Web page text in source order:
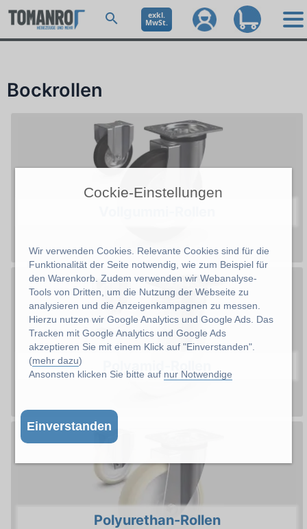
Cockie-Einstellungen
Wir verwenden Cookies. Relevante Cookies sind für die
Funktionalität der Seite notwendig, wie zum Beispiel für
den Warenkorb. Zudem verwenden wir Webanalyse-
Tools von Dritten, um die Nutzung der Webseite zu
analysieren und die Anzeigenkampagnen zu messen.
Hierzu nutzen wir Google Analytics und Google Ads. Das
Tracken mit Google Analytics und Google Ads
akzeptieren Sie mit einem Klick auf "Einverstanden".
(mehr dazu)
Ansonsten klicken Sie bitte auf nur Notwendige
Einverstanden
exkl.
MwSt.
Bockrollen
Polyurethan-Rollen